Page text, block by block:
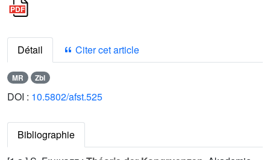
Détail Citer cet article
MR Zbl
DOI : 10.5802/afst.525
Bibliographie